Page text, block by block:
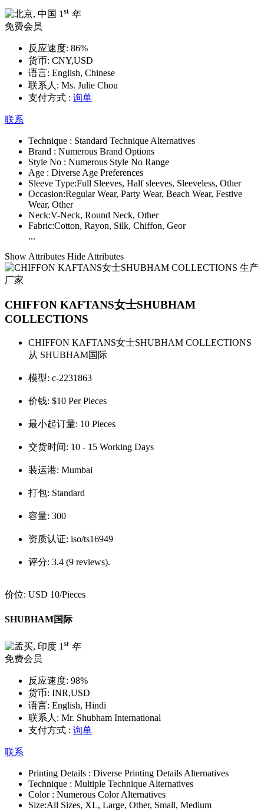
1 st 年
免费会员
反应速度: 86%
货币: CNY,USD
语言: English, Chinese
联系人: Ms. Julie Chou
支付方式 : 询单
联系
Technique : Standard Technique Alternatives
Brand : Numerous Brand Options
Style No : Numerous Style No Range
Age : Diverse Age Preferences
Sleeve Type:Full Sleeves, Half sleeves, Sleeveless, Other
Occasion:Regular Wear, Party Wear, Beach Wear, Festive
Wear, Other
Neck:V-Neck, Round Neck, Other
Fabric:Cotton, Rayon, Silk, Chiffon, Geor
...
Show Attributes Hide Attributes
CHIFFON KAFTANS女士SHUBHAM
COLLECTIONS
CHIFFON KAFTANS女士SHUBHAM COLLECTIONS
从 SHUBHAM国际
模型: c-2231863
价钱: $10 Per Pieces
最小起订量: 10 Pieces
交货时间: 10 - 15 Working Days
装运港: Mumbai
打包: Standard
容量: 300
资质认证: iso/ts16949
评分: 3.4 (9 reviews).
价位: USD 10/Pieces
SHUBHAM国际
1 st 年
免费会员
反应速度: 98%
货币: INR,USD
语言: English, Hindi
联系人: Mr. Shubham International
支付方式 : 询单
联系
Printing Details : Diverse Printing Details Alternatives
Technique : Multiple Technique Alternatives
Color : Numerous Color Alternatives
Size:All Sizes, XL, Large, Other, Small, Medium